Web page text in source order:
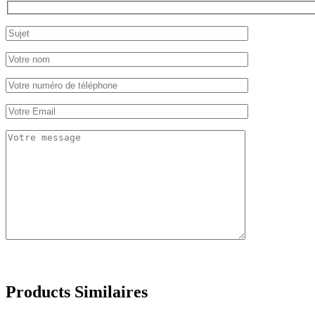
Products Similaires